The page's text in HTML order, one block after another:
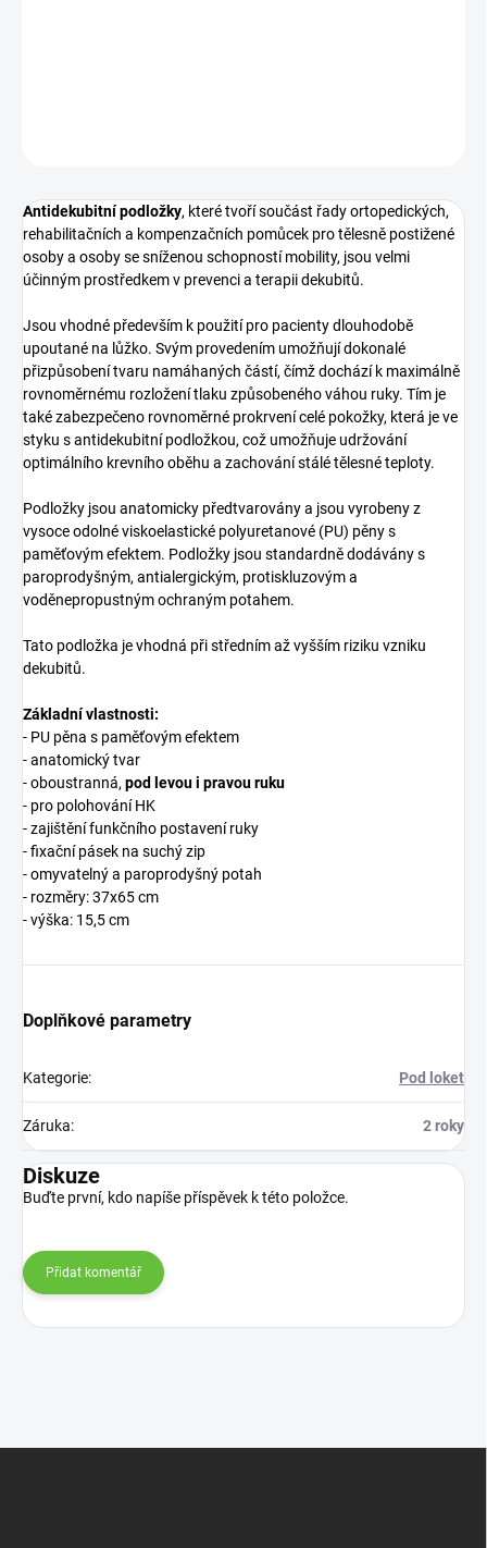
Antidekubitní podložky, které tvoří součást řady ortopedických,
rehabilitačních a kompenzačních pomůcek pro tělesně postižené
osoby a osoby se sníženou schopností mobility, jsou velmi
účinným prostředkem v prevenci a terapii dekubitů.
Jsou vhodné především k použití pro pacienty dlouhodobě
upoutané na lůžko. Svým provedením umožňují dokonalé
přizpůsobení tvaru namáhaných částí, čímž dochází k maximálně
rovnoměrnému rozložení tlaku způsobeného váhou ruky. Tím je
také zabezpečeno rovnoměrné prokrvení celé pokožky, která je ve
styku s antidekubitní podložkou, což umožňuje udržování
optimálního krevního oběhu a zachování stálé tělesné teploty.
Podložky jsou anatomicky předtvarovány a jsou vyrobeny z
vysoce odolné viskoelastické polyuretanové (PU) pěny s
paměťovým efektem. Podložky jsou standardně dodávány s
paroprodyšným, antialergickým, protiskluzovým a
voděnepropustným ochraným potahem.
Tato podložka je vhodná při středním až vyšším riziku vzniku
dekubitů.
Základní vlastnosti:
- PU pěna s paměťovým efektem
- anatomický tvar
- oboustranná,pod levou i pravou ruku
- pro polohování HK
- zajištění funkčního postavení ruky
- fixační pásek na suchý zip
- omyvatelný a paroprodyšný potah
- rozměry: 37x65 cm
- výška: 15,5 cm
Doplňkové parametry
Kategorie: Pod loket
Záruka: 2 roky
Diskuze
Buďte první, kdo napíše příspěvek k této položce.
Přidat komentář